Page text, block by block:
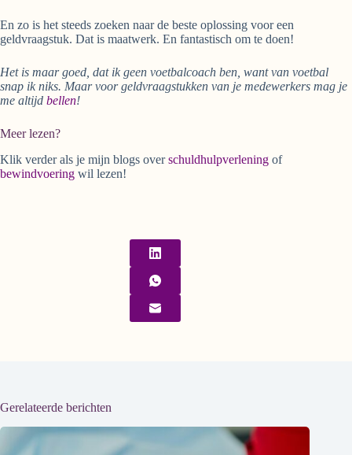
En zo is het steeds zoeken naar de beste oplossing voor een
geldvraagstuk. Dat is maatwerk. En fantastisch om te doen!
Het is maar goed, dat ik geen voetbalcoach ben, want van voetbal
snap ik niks. Maar voor geldvraagstukken van je medewerkers mag je
me altijd bellen!
Meer lezen?
Klik verder als je mijn blogs overschuldhulpverlening of
bewindvoering wil lezen!
Gerelateerde berichten